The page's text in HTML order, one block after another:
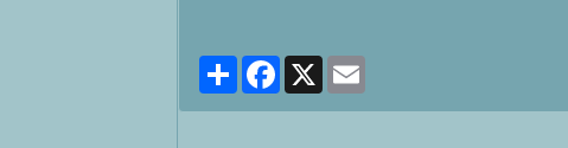
PartagerFacebook
X